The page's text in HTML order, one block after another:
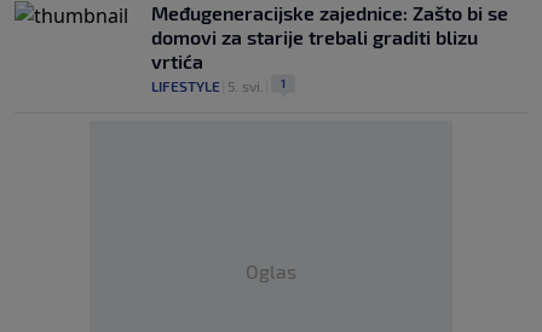
Međugeneracijske zajednice: Zašto bi se
domovi za starije trebali graditi blizu
vrtića
LIFESTYLE 5. svi. 1
Oglas